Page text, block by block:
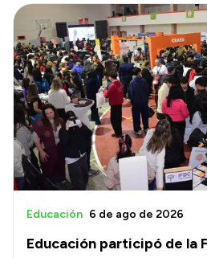
Educación participó de la
Educación 6 de ago de 2026